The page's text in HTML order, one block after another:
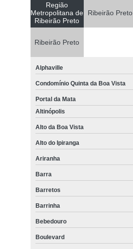
Região
Metropolitana de
Ribeirão Preto
Ribeirão Preto
Ribeirão Preto
Alphaville
Condomínio Quinta da Boa Vista
Portal da Mata
Altinópolis
Alto da Boa Vista
Alto do Ipiranga
Ariranha
Barra
Barretos
Barrinha
Bebedouro
Boulevard